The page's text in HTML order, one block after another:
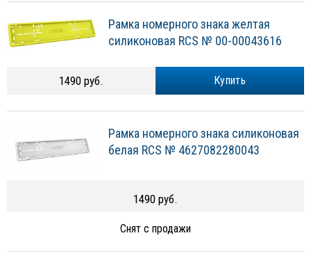
Рамка номерного знака желтая
силиконовая RCS № 00-00043616
Купить
1490 руб.
Рамка номерного знака силиконовая
белая RCS № 4627082280043
1490 руб.
Снят с продажи